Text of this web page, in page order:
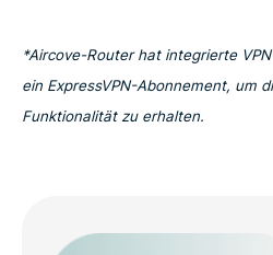
*Aircove-Router hat integrierte
ein ExpressVPN-Abonnement, um
Funktionalität zu erhalten.